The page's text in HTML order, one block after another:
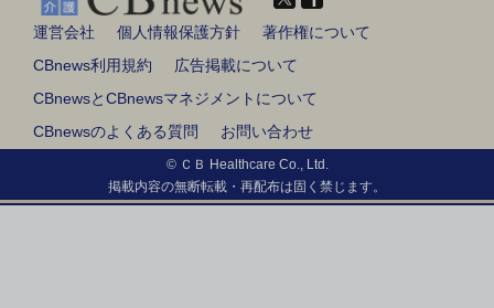
運営会社 個人情報保護方針
著作権について
CBnews利用規約
広告掲載について
CBnewsとCBnewsマネジメントについて
CBnewsのよくある質問
お問い合わせ
© ＣＢ Healthcare Co., Ltd.
掲載内容の無断転載・再配布は固く禁じます。